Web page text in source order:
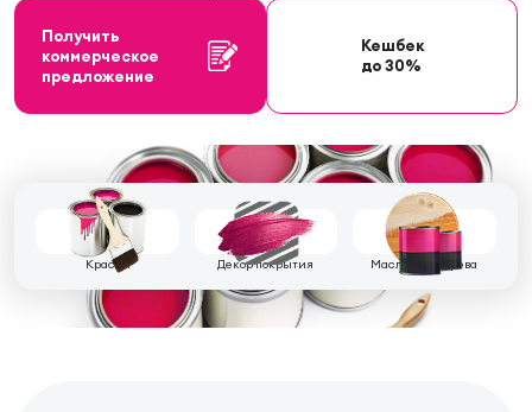
Получить
коммерческое
предложение
Кешбек
до 30%
Краски Декор покрытия Масла для дерева